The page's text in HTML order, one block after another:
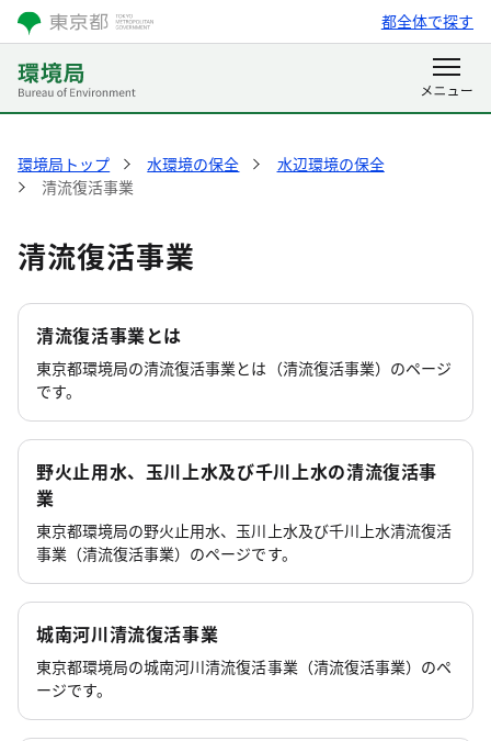
都全体で探す
環境局トップ 水環境の保全
水辺環境の保全
清流復活事業
清流復活事業
清流復活事業とは
東京都環境局の清流復活事業とは（清流復活事業）のページ
です。
野火止用水、玉川上水及び千川上水の清流復活事
業
東京都環境局の野火止用水、玉川上水及び千川上水清流復活
事業（清流復活事業）のページです。
城南河川清流復活事業
東京都環境局の城南河川清流復活事業（清流復活事業）のペ
ージです。